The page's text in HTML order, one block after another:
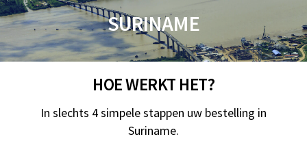
SURINAME
HOE WERKT HET?
In slechts 4 simpele stappen uw bestelling in
Suriname.